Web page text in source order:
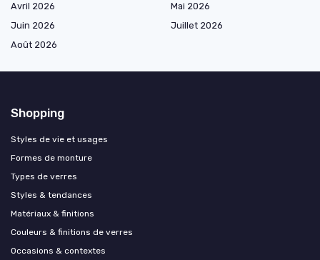
Avril 2026
Mai 2026
Juin 2026
Juillet 2026
Août 2026
Shopping
Styles de vie et usages
Formes de monture
Types de verres
Styles & tendances
Matériaux & finitions
Couleurs & finitions de verres
Occasions & contextes